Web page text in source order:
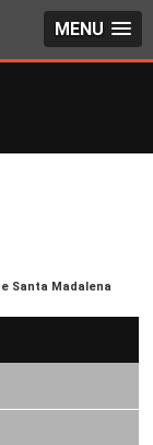
MENU
Santa Madalena